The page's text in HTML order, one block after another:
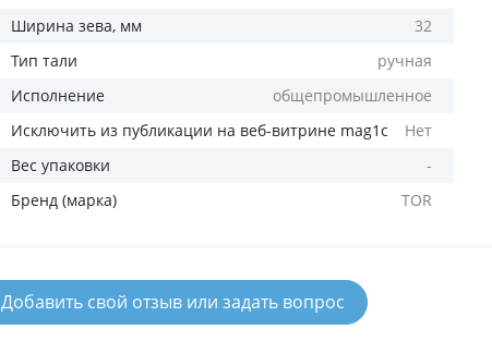
Ширина зева, мм
32
Тип тали
ручная
Исполнение
общепромышленное
Исключить из публикации на веб-витрине mag1c
Нет
Вес упаковки
-
Бренд (марка)
TOR
Добавить свой отзыв или задать вопрос